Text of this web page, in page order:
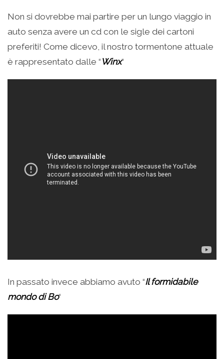
Non si dovrebbe mai partire per un lungo viaggio in
auto senza avere un cd con le sigle dei cartoni
preferiti! Come dicevo, il nostro tormentone attuale
è rappresentato dalle “ Winx“
In passato invece abbiamo avuto “Il formidabile
mondo di Bo“